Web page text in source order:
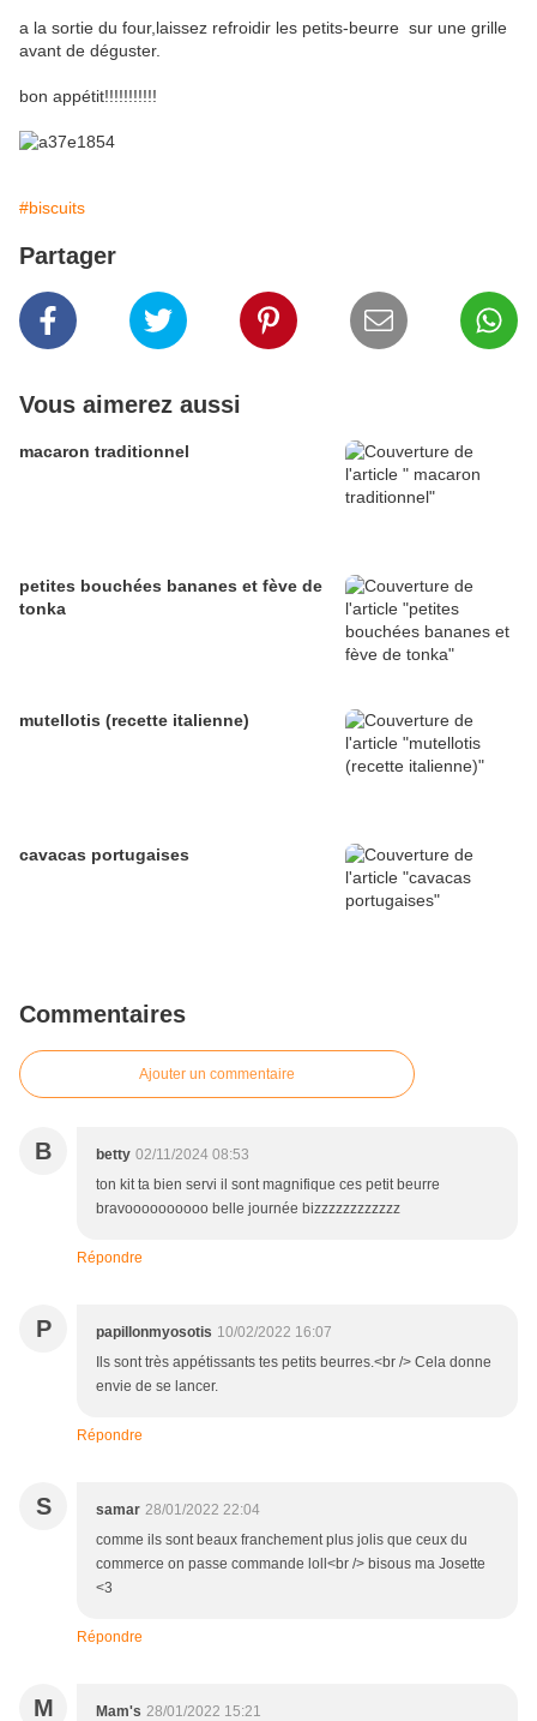
a la sortie du four,laissez refroidir les petits-beurre sur une grille
avant de déguster.
bon appétit!!!!!!!!!!!
#biscuits
Partager
Vous aimerez aussi
macaron traditionnel
petites bouchées bananes et fève de
tonka
mutellotis (recette italienne)
cavacas portugaises
Commentaires
Ajouter un commentaire
B betty 02/11/2024 08:53
ton kit ta bien servi il sont magnifique ces petit beurre
bravoooooooooo belle journée bizzzzzzzzzzzz
Répondre
P papillonmyosotis 10/02/2022 16:07
Ils sont très appétissants tes petits beurres.<br /> Cela donne
envie de se lancer.
Répondre
S samar 28/01/2022 22:04
comme ils sont beaux franchement plus jolis que ceux du
commerce on passe commande loll<br /> bisous ma Josette
<3
Répondre
M Mam's 28/01/2022 15:21